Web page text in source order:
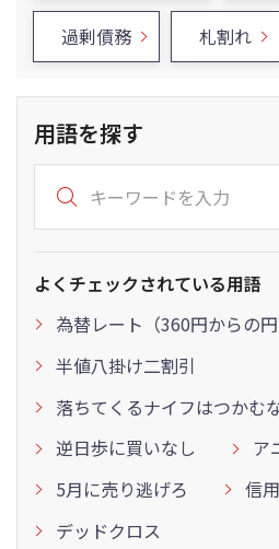
過剰債務 札割れ
用語を探す
よくチェックされている用語
為替レート（360円からの円
半値八掛け二割引
落ちてくるナイフはつかむ
逆日歩に買いなし
ア
5月に売り逃げろ
信
デッドクロス